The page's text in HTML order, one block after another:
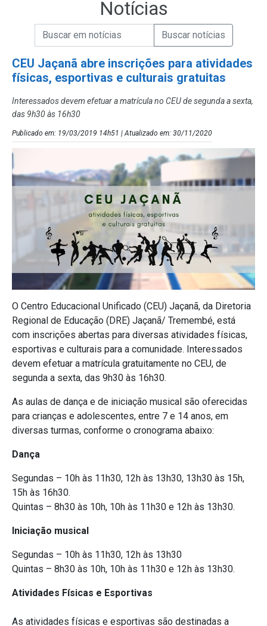
Notícias
Campo de Busca de Notícias
Campo de Busca de informaçõesEnviar a Busca de Notícias
CEU Jaçanã abre inscrições para atividades
físicas, esportivas e culturais gratuitas
Interessados devem efetuar a matrícula no CEU de segunda a sexta,
das 9h30 às 16h30
Publicado em: 19/03/2019 14h51 | Atualizado em: 30/11/2020
O Centro Educacional Unificado (CEU) Jaçanã, da Diretoria
Regional de Educação (DRE) Jaçanã/ Tremembé, está
com inscrições abertas para diversas atividades físicas,
esportivas e culturais para a comunidade. Interessados
devem efetuar a matrícula gratuitamente no CEU, de
segunda a sexta, das 9h30 às 16h30.
As aulas de dança e de iniciação musical são oferecidas
para crianças e adolescentes, entre 7 e 14 anos, em
diversas turmas, conforme o cronograma abaixo:
Dança
Segundas – 10h às 11h30, 12h às 13h30, 13h30 às 15h,
15h às 16h30.
Quintas – 8h30 às 10h, 10h às 11h30 e 12h às 13h30.
Iniciação musical
Segundas – 10h às 11h30, 12h às 13h30
Quintas – 8h30 às 10h, 10h às 11h30 e 12h às 13h30.
Atividades Físicas e Esportivas
As atividades físicas e esportivas são destinadas a